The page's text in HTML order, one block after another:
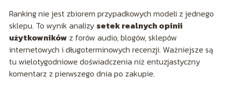
Ranking nie jest zbiorem przypadkowych modeli z jednego
sklepu. To wynik analizy setek realnych opinii
użytkowników z forów audio, blogów, sklepów
internetowych i długoterminowych recenzji. Ważniejsze są
tu wielotygodniowe doświadczenia niż entuzjastyczny
komentarz z pierwszego dnia po zakupie.